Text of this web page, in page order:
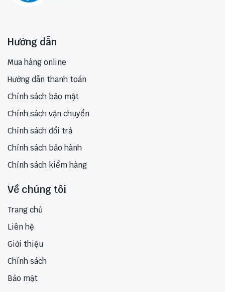
Hướng dẫn
Mua hàng online
Hướng dẫn thanh toán
Chính sách bảo mật
Chính sách vận chuyển
Chính sách đổi trả
Chính sách bảo hành
Chính sách kiểm hàng
Về chúng tôi
Trang chủ
Liên hệ
Giới thiệu
Chính sách
Bảo mật